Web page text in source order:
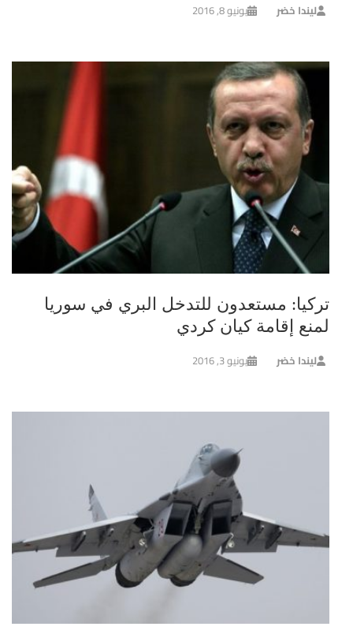
ليندا خضر يونيو 8, 2016
تركيا: مستعدون للتدخل البري في سوريا
لمنع إقامة كيان كردي
ليندا خضر يونيو 3, 2016